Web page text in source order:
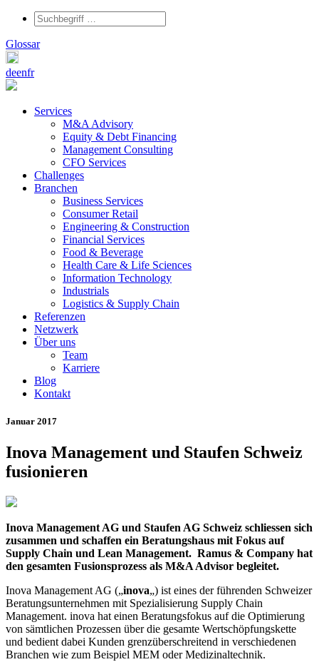
Glossar
deenfr
Services
M&A Advisory
Equity & Debt Financing
Management Consulting
CFO Services
Challenges
Branchen
Business Services
Consumer Retail
Engineering & Construction
Financial Services
Food & Beverage
Health Care & Life Sciences
Information Technology
Industrials
Logistics & Supply Chain
Referenzen
Netzwerk
Über uns
Team
Karriere
Blog
Kontakt
Januar 2017
Inova Management und Staufen Schweiz
fusionieren
Inova Management AG und Staufen AG Schweiz schliessen sich
zusammen und schaffen ein Beratungshaus mit Fokus auf
Supply Chain und Lean Management. Ramus & Company hat
den gesamten Fusionsprozess als M&A Advisor begleitet.
Inova Management AG („inova„) ist eines der führenden Schweizer
Beratungsunternehmen mit Spezialisierung Supply Chain
Management. inova hat einen Beratungsfokus auf die Optimierung
von sämtlichen Prozessen über die gesamte Wertschöpfungskette
und bedient dabei Kunden grenzüberschreitend in verschiedenen
Branchen wie zum Beispiel MEM oder Medizinaltechnik.